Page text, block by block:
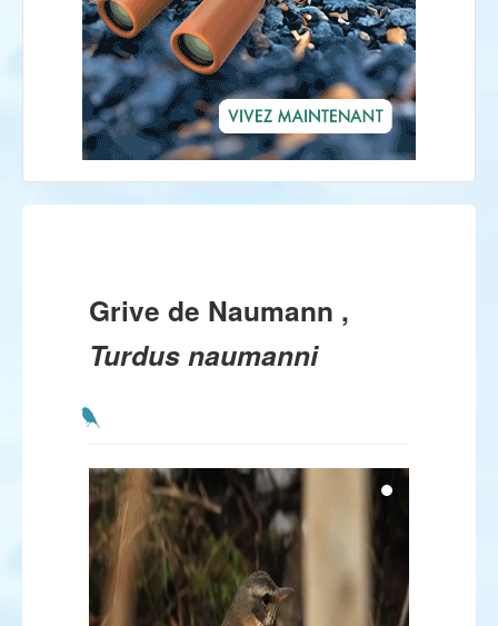
Grive de Naumann ,
Turdus naumanni